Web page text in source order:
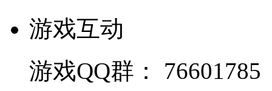
游戏互动
游戏QQ群： 76601785